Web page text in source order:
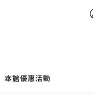
本館優惠活動